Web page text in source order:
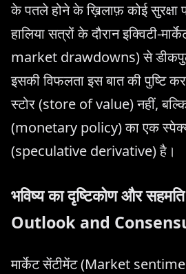
के पतले होने के ख़िलाफ़ कोई सुरक्षा
हालिया सत्रों के दौरान इक्विटी-
market drawdowns) से
इसकी विफलता इस बात की पुष्टि
स्टोर (store of value) नहीं, बल्कि
(monetary policy) का एक
(speculative derivative) है।
भविष्य का दृष्टिकोण और
Outlook and
मार्केट सेंटीमेंट (Market